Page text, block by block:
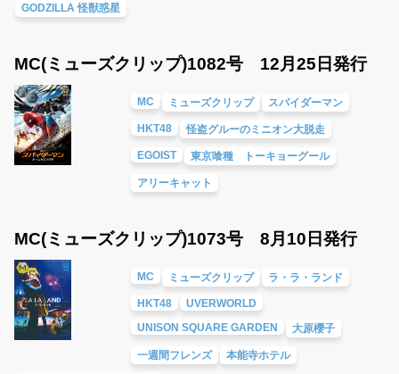
GODZILLA 怪獣惑星
MC(ミューズクリップ)1082号 12月25日発行
MC ミューズクリップ スパイダーマン
HKT48 怪盗グルーのミニオン大脱走
EGOIST 東京喰種 トーキョーグール
アリーキャット
MC(ミューズクリップ)1073号 8月10日発行
MC ミューズクリップ ラ・ラ・ランド
HKT48
UVERWORLD
UNISON SQUARE GARDEN
大原櫻子
一週間フレンズ 本能寺ホテル